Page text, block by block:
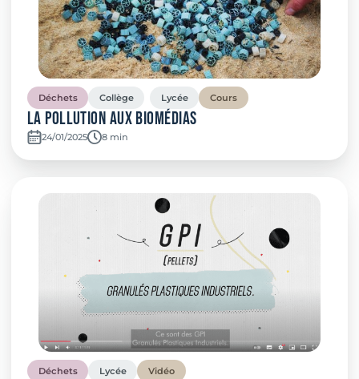
Déchets Collège Lycée Cours
La pollution aux biomédias
24/01/2025 Temps de lecture:
8 min
Déchets Lycée Vidéo